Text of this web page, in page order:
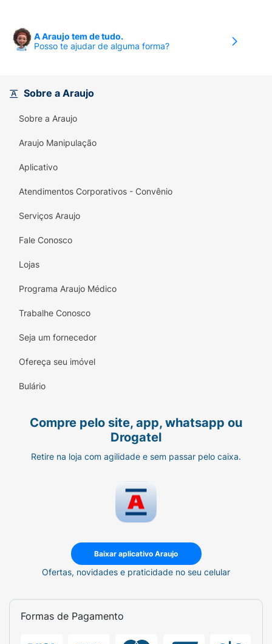
A Araujo tem de tudo.
Posso te ajudar de alguma forma?
Sobre a Araujo
Sobre a Araujo
Araujo Manipulação
Aplicativo
Atendimentos Corporativos - Convênio
Serviços Araujo
Fale Conosco
Lojas
Programa Araujo Médico
Trabalhe Conosco
Seja um fornecedor
Ofereça seu imóvel
Bulário
Compre pelo site, app, whatsapp ou
Drogatel
Retire na loja com agilidade e sem passar pelo caixa.
Baixar aplicativo Araujo
Ofertas, novidades e praticidade no seu celular
Formas de Pagamento